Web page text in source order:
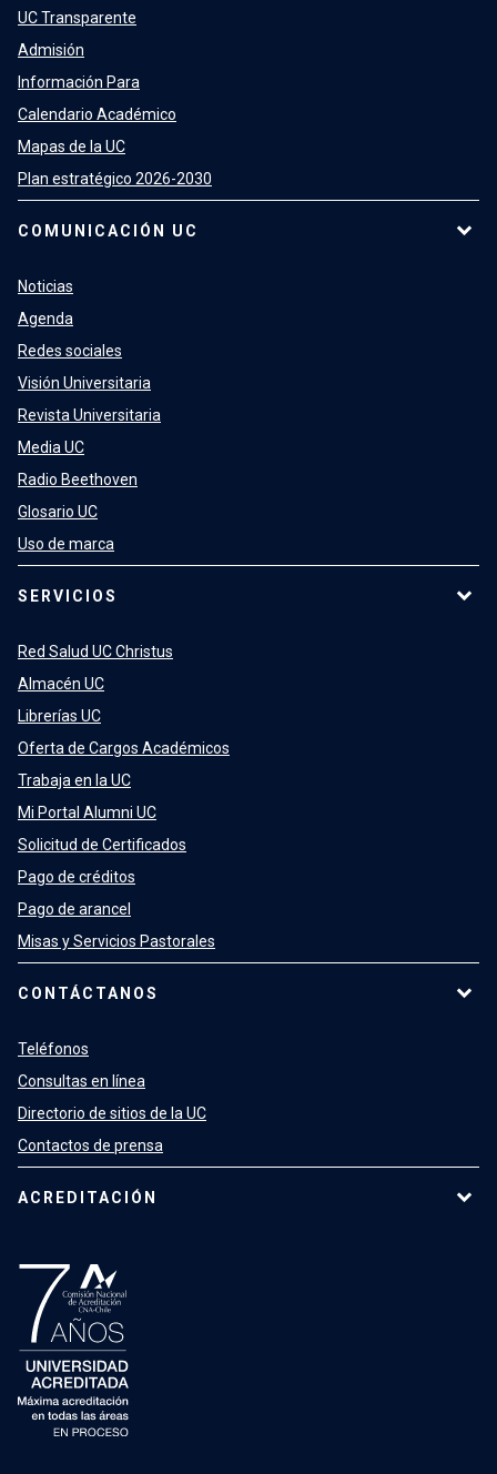
UC Transparente
Admisión
Información Para
Calendario Académico
Mapas de la UC
Plan estratégico 2026-2030
COMUNICACIÓN UC
Noticias
Agenda
Redes sociales
Visión Universitaria
Revista Universitaria
Media UC
Radio Beethoven
Glosario UC
Uso de marca
SERVICIOS
Red Salud UC Christus
Almacén UC
Librerías UC
Oferta de Cargos Académicos
Trabaja en la UC
Mi Portal Alumni UC
Solicitud de Certificados
Pago de créditos
Pago de arancel
Misas y Servicios Pastorales
CONTÁCTANOS
Teléfonos
Consultas en línea
Directorio de sitios de la UC
Contactos de prensa
ACREDITACIÓN